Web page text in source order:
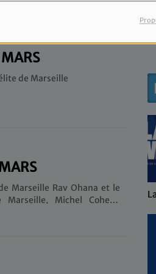
de Marseille
Marseille Rav Ohana et le
Michel Cohen-
La Grande Matinale